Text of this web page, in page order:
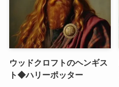
ウッドクロフトのヘンギス
ト◆ハリーポッター